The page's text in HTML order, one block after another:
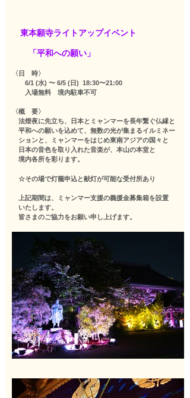
東本願寺ライトアップイベント
「平和への願い」
〈日 時〉
6/1 (水) 〜 6/5 (日) 18:30〜21:00
入場無料 境内駐車不可
〈概 要〉
法燈夜に先立ち、日本とミャンマーを長年繋ぐ仏縁と
平和への願いを込めて、 無数の光が集まるイルミネー
ションと、ミャンマーをはじめ東南アジアの国々と
日本の音色を取り入れた音楽が、本山の本堂と
境内各所を彩ります。
☆その場で灯籠申込と献灯が可能な受付所あり
上記期間は、ミャンマー支援の義援金募集箱を設置
いたします。
皆さまのご協力をお願い申し上げます。